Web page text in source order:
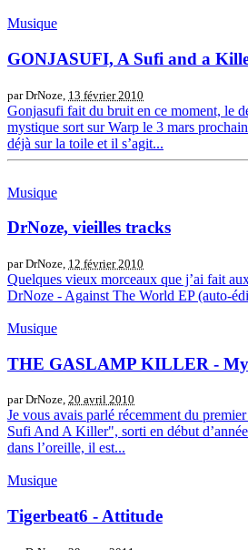
Musique
GONJASUFI, A Sufi and a
par DrNoze, 13 février 2010
Gonjasufi fait du bruit en ce moment, le
mystique sort sur Warp le 3 mars
déjà sur la toile et il s’agit...
Musique
DrNoze, vieilles tracks
par DrNoze, 12 février 2010
Quelques vieux morceaux que j’ai fait
DrNoze - Against The World EP (auto-
Musique
THE GASLAMP KILLER -
par DrNoze, 20 avril 2010
Je vous avais parlé récemment du
Sufi And A Killer", sorti en début
dans l’oreille, il est...
Musique
Tigerbeat6 - Attitude